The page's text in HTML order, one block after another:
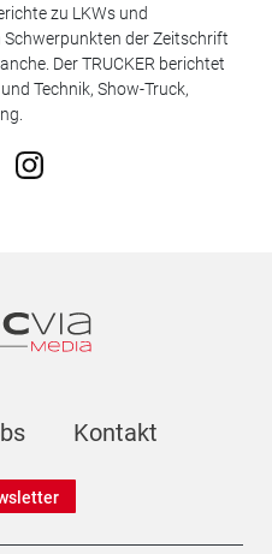
zu LKWs und
der Zeitschrift
Der TRUCKER berichtet
Technik, Show-Truck,
Kontakt